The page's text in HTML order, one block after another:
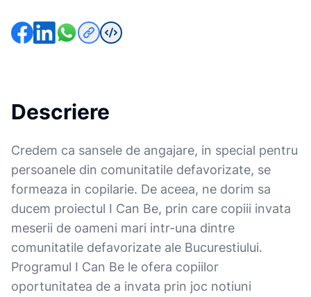
Descriere
Credem ca sansele de angajare, in special pentru
persoanele din comunitatile defavorizate, se
formeaza in copilarie. De aceea, ne dorim sa
ducem proiectul I Can Be, prin care copiii invata
meserii de oameni mari intr-una dintre
comunitatile defavorizate ale Bucurestiului.
Programul I Can Be le ofera copiilor
oportunitatea de a invata prin joc notiuni